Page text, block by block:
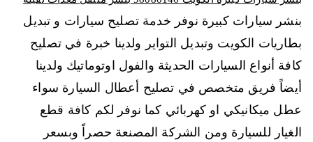
بنشر سيارات كبيرة نوفر خدمة تصليح سيارات و تبديل
بطاريات الكويت وتبديل التواير ولدينا خبرة في تصليح
كافة أنواع السيارات الحديثة والفول اوتوماتيك ولدينا
أيضاً فريق متخصص في تصليح أعطال السيارة سواء
عطل ميكانيكي او كهربائي كما نوفر لكم كافة قطع
الغيار للسيارة ومن الشركة المصنعة حصراً وبسعر